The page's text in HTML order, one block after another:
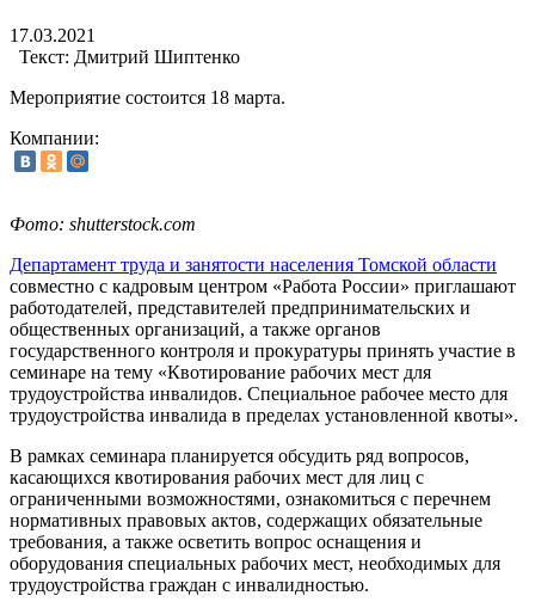
17.03.2021
Текст: Дмитрий Шиптенко
Мероприятие состоится 18 марта.
Компании:
Фото: shutterstock.com
Департамент труда и занятости населения Томской области
совместно с кадровым центром «Работа России» приглашают
работодателей, представителей предпринимательских и
общественных организаций, а также органов
государственного контроля и прокуратуры принять участие в
семинаре на тему «Квотирование рабочих мест для
трудоустройства инвалидов. Специальное рабочее место для
трудоустройства инвалида в пределах установленной квоты».
В рамках семинара планируется обсудить ряд вопросов,
касающихся квотирования рабочих мест для лиц с
ограниченными возможностями, ознакомиться с перечнем
нормативных правовых актов, содержащих обязательные
требования, а также осветить вопрос оснащения и
оборудования специальных рабочих мест, необходимых для
трудоустройства граждан с инвалидностью.